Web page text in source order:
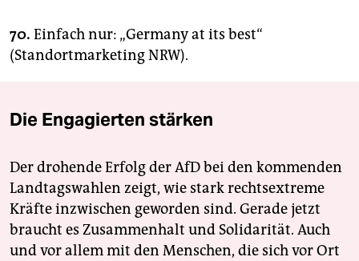
70. Einfach nur: „Germany at its best“
(Standortmarketing NRW).
Die Engagierten stärken
Der drohende Erfolg der AfD bei den kommenden
Landtagswahlen zeigt, wie stark rechtsextreme
Kräfte inzwischen geworden sind. Gerade jetzt
braucht es Zusammenhalt und Solidarität. Auch
und vor allem mit den Menschen, die sich vor Ort